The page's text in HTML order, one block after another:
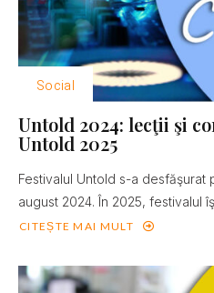
Social
Untold 2024: lecţii şi
Untold 2025
Festivalul Untold s-a desfăşurat
august 2024. În 2025, festivalul
CITEȘTE MAI MULT